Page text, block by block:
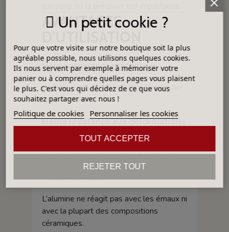
AVANTAGES
D’UTILISATION
Haute résistance mécanique
Le tube reste rigide même à très haute
température.
Haute résistance aux déformations
thermique
Idéal pour les cycles intensifs et répétés.
Matériau neutre
L’alumine ne réagit pas avec les émaux ni
avec la plupart des compositions
céramiques.
Un petit cookie ?
Pour que votre visite sur notre boutique soit la plus
agréable possible, nous utilisons quelques cookies.
Ils nous servent par exemple à mémoriser votre
panier ou à comprendre quelles pages vous plaisent
le plus. C'est vous qui décidez de ce que vous
souhaitez partager avec nous !
Politique de cookies Personnaliser les cookies
REJETER TOUT
TOUT ACCEPTER